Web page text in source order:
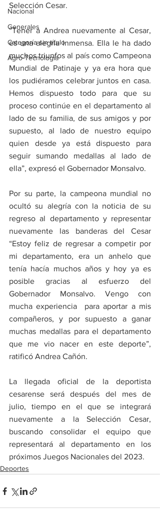
Nacional
Generales
Categoría sin título
Agro-Tecnología
Selección Cesar.
“Tener a Andrea nuevamente al Cesar,
es una alegría inmensa. Ella le ha dado
muchos triunfos al país como Campeona
Mundial de Patinaje y ya era hora que
los pudiéramos celebrar juntos en casa.
Hemos dispuesto todo para que su
proceso continúe en el departamento al
lado de su familia, de sus amigos y por
supuesto, al lado de nuestro equipo
quien desde ya está dispuesto para
seguir sumando medallas al lado de
ella”, expresó el Gobernador Monsalvo.
Por su parte, la campeona mundial no
ocultó su alegría con la noticia de su
regreso al departamento y representar
nuevamente las banderas del Cesar
“Estoy feliz de regresar a competir por
mi departamento, era un anhelo que
tenía hacía muchos años y hoy ya es
posible gracias al esfuerzo del
Gobernador Monsalvo. Vengo con
mucha experiencia  para aportar a mis
compañeros, y por supuesto a ganar
muchas medallas para el departamento
que me vio nacer en este deporte”,
ratificó Andrea Cañón.
La llegada oficial de la deportista
cesarense será después del mes de
julio, tiempo en el que se integrará
nuevamente a la Selección Cesar,
buscando consolidar el equipo que
representará al departamento en los
próximos Juegos Nacionales del 2023.
Deportes